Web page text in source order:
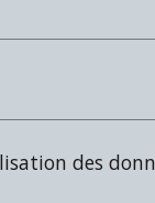
des